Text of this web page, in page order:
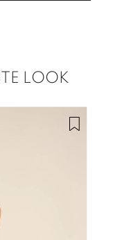
LOOK